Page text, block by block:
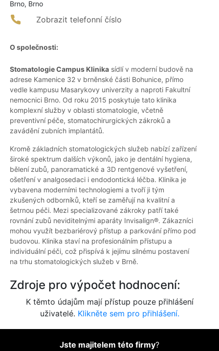
Brno, Brno
Zobrazit telefonní číslo
O společnosti:
Stomatologie Campus Klinika sídlí v moderní budově na
adrese Kamenice 32 v brněnské části Bohunice, přímo
vedle kampusu Masarykovy univerzity a naproti Fakultní
nemocnici Brno. Od roku 2015 poskytuje tato klinika
komplexní služby v oblasti stomatologie, včetně
preventivní péče, stomatochirurgických zákroků a
zavádění zubních implantátů.
Kromě základních stomatologických služeb nabízí zařízení
široké spektrum dalších výkonů, jako je dentální hygiena,
bělení zubů, panoramatické a 3D rentgenové vyšetření,
ošetření v analgosedaci i endodontická léčba. Klinika je
vybavena moderními technologiemi a tvoří ji tým
zkušených odborníků, kteří se zaměřují na kvalitní a
šetrnou péči. Mezi specializované zákroky patří také
rovnání zubů neviditelnými aparáty Invisalign®. Zákazníci
mohou využít bezbariérový přístup a parkování přímo pod
budovou. Klinika staví na profesionálním přístupu a
individuální péči, což přispívá k jejímu silnému postavení
na trhu stomatologických služeb v Brně.
Zdroje pro výpočet hodnocení:
K těmto údajům mají přístup pouze přihlášení
uživatelé. Klikněte sem pro přihlášení.
Jste majitelem této firmy?